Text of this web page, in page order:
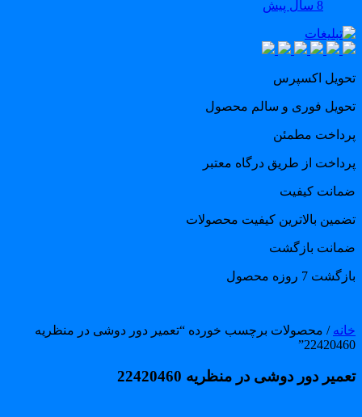
اکسپرس
فوری و سالم محصول
مطمئن
از طریق درگاه معتبر
کیفیت
بالاترین کیفیت محصولات
بازگشت
7 روزه محصول
/ محصولات برچسب خورده “تعمیر دور دوشی در منظریه
دور دوشی در منظریه 22420460